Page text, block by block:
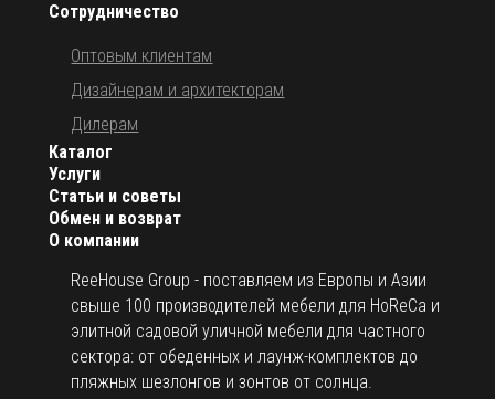
О компании
ReeHouse Group - поставляем из Европы и Азии
свыше 100 производителей мебели для HoReCa и
элитной садовой уличной мебели для частного
сектора: от обеденных и лаунж-комплектов до
пляжных шезлонгов и зонтов от солнца.
Каталог
Услуги
Статьи и советы
Обмен и возврат
Сотрудничество
Оптовым клиентам
Дизайнерам и архитекторам
Дилерам